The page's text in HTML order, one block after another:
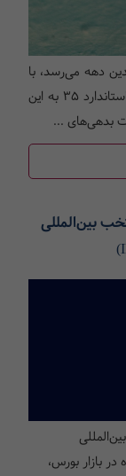
دهه می‌رسد، با
این حال در ایران موضوعی جدید تلقی می‌شود. استاندارد 35 به این
بدهی‌های ...
بین‌المللی
بازار بورس،